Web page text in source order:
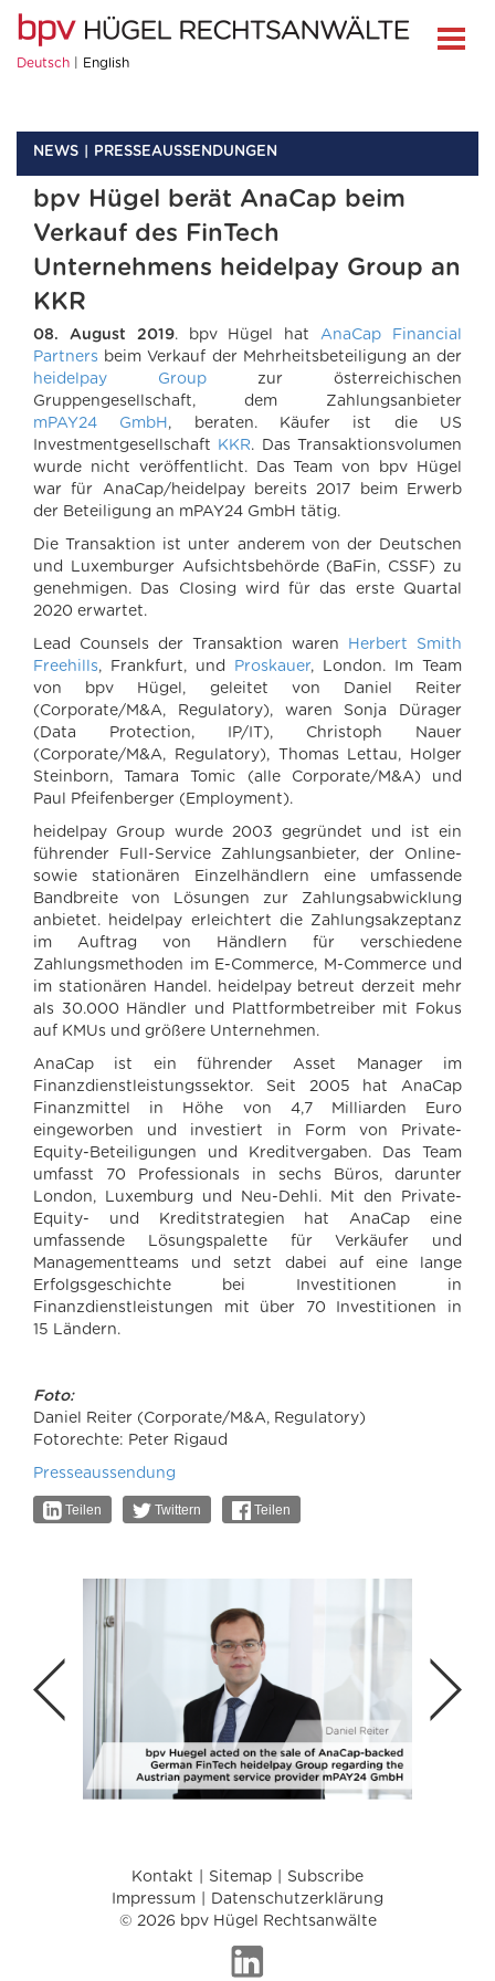
Deutsch English
NEWS PRESSEAUSSENDUNGEN
bpv Hügel berät AnaCap beim
Verkauf des FinTech
Unternehmens heidelpay Group an
KKR
08. August 2019. bpv Hügel hatAnaCap Financial
Partners beim Verkauf der Mehrheitsbeteiligung an der
heidelpay Group zur österreichischen
Gruppengesellschaft, dem Zahlungsanbieter
mPAY24 GmbH , beraten. Käufer ist die US
Investmentgesellschaft
KKR. Das Transaktionsvolumen
wurde nicht veröffentlicht. Das Team von bpv Hügel
war für AnaCap/heidelpay bereits 2017 beim Erwerb
der Beteiligung an mPAY24 GmbH tätig.
Die Transaktion ist unter anderem von der Deutschen
und Luxemburger Aufsichtsbehörde (BaFin, CSSF) zu
genehmigen. Das Closing wird für das erste Quartal
2020 erwartet.
Lead Counsels der Transaktion waren
Herbert Smith
Freehills, Frankfurt, und Proskauer, London. Im Team
von bpv Hügel, geleitet von Daniel Reiter
(Corporate/M&A, Regulatory), waren Sonja Dürager
(Data Protection, IP/IT), Christoph Nauer
(Corporate/M&A, Regulatory), Thomas Lettau, Holger
Steinborn, Tamara Tomic (alle Corporate/M&A) und
Paul Pfeifenberger (Employment).
heidelpay Group wurde 2003 gegründet und ist ein
führender Full-Service Zahlungsanbieter, der Online-
sowie stationären Einzelhändlern eine umfassende
Bandbreite von Lösungen zur Zahlungsabwicklung
anbietet. heidelpay erleichtert die Zahlungsakzeptanz
im Auftrag von Händlern für verschiedene
Zahlungsmethoden im E-Commerce, M-Commerce und
im stationären Handel. heidelpay betreut derzeit mehr
als 30.000 Händler und Plattformbetreiber mit Fokus
auf KMUs und größere Unternehmen.
AnaCap ist ein führender Asset Manager im
Finanzdienstleistungssektor. Seit 2005 hat AnaCap
Finanzmittel in Höhe von 4,7 Milliarden Euro
eingeworben und investiert in Form von Private-
Equity-Beteiligungen und Kreditvergaben. Das Team
umfasst 70 Professionals in sechs Büros, darunter
London, Luxemburg und Neu-Dehli. Mit den Private-
Equity- und Kreditstrategien hat AnaCap eine
umfassende Lösungspalette für Verkäufer und
Managementteams und setzt dabei auf eine lange
Erfolgsgeschichte bei Investitionen in
Finanzdienstleistungen mit über 70 Investitionen in
15 Ländern.
Foto:
Daniel Reiter (Corporate/M&A, Regulatory)
Fotorechte: Peter Rigaud
Presseaussendung
Teilen Twittern Teilen
Kontakt Sitemap
Subscribe
Impressum
Datenschutzerklärung
© 2026 bpv Hügel Rechtsanwälte